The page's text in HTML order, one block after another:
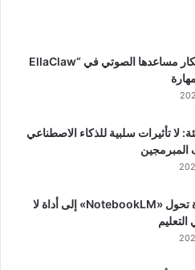
تكنو تعيد ابتكار مساعدها الصوتي في “EllaClaw
لا تأثيرات سلبية للذكاء الاصطناعي
ترقية جديدة تحول «NotebookLM» إلى أداة لا